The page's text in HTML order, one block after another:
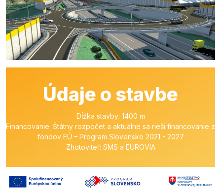
Údaje o stavbe
Dĺžka stavby: 1400 m
Financovanie: Štátny rozpočet a aktuálne sa rieši financovanie z
fondov EÚ – Program Slovensko 2021 - 2027
Zhotoviteľ: SMS a EUROVIA